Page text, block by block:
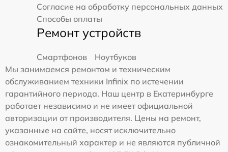
Согласие на обработку персональных данных
Способы оплаты
Ремонт устройств
Смартфонов
Ноутбуков
Мы занимаемся ремонтом и техническим
обслуживанием техники Infinix по истечении
гарантийного периода. Наш центр в Екатеринбурге
работает независимо и не имеет официальной
авторизации от производителя. Цены на ремонт,
указанные на сайте, носят исключительно
ознакомительный характер и не являются публичной